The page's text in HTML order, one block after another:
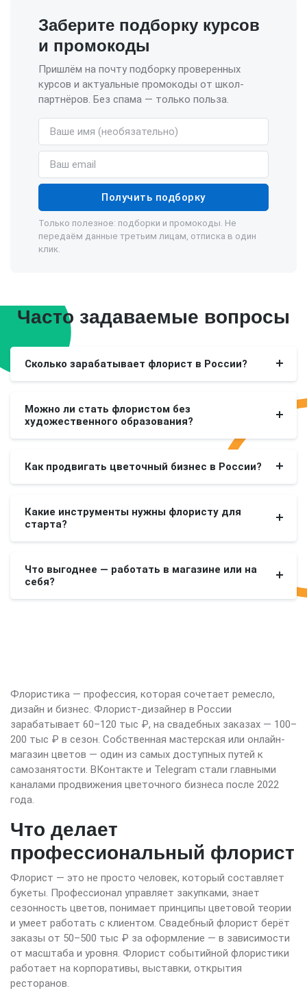
Заберите подборку курсов
и промокоды
Пришлём на почту подборку проверенных
курсов и актуальные промокоды от школ-
партнёров. Без спама — только польза.
Имя (необязательно)
Email
Получить подборку
Только полезное: подборки и промокоды. Не
передаём данные третьим лицам, отписка в один
клик.
Часто задаваемые вопросы
Сколько зарабатывает флорист в России?
Можно ли стать флористом без
художественного образования?
Как продвигать цветочный бизнес в России?
Какие инструменты нужны флористу для
старта?
Что выгоднее — работать в магазине или на
себя?
Флористика — профессия, которая сочетает ремесло,
дизайн и бизнес. Флорист-дизайнер в России
зарабатывает 60–120 тыс ₽, на свадебных заказах — 100–
200 тыс ₽ в сезон. Собственная мастерская или онлайн-
магазин цветов — один из самых доступных путей к
самозанятости. ВКонтакте и Telegram стали главными
каналами продвижения цветочного бизнеса после 2022
года.
Что делает
профессиональный флорист
Флорист — это не просто человек, который составляет
букеты. Профессионал управляет закупками, знает
сезонность цветов, понимает принципы цветовой теории
и умеет работать с клиентом. Свадебный флорист берёт
заказы от 50–500 тыс ₽ за оформление — в зависимости
от масштаба и уровня. Флорист событийной флористики
работает на корпоративы, выставки, открытия
ресторанов.